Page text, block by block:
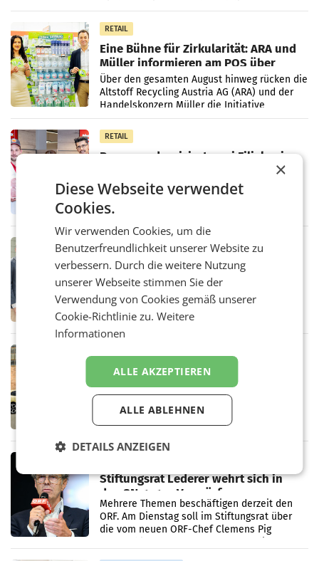
RETAIL
Eine Bühne für Zirkularität: ARA und
Müller informieren am POS über
Kreislauffähigkeit
Über den gesamten August hinweg rücken die
Altstoff Recycling Austria AG (ARA) und der
Handelskonzern Müller die Initiative
„Kreislauf-Helden“ in allen österreichischen
Müller-Filialen
RETAIL
Penny modernisiert zwei Filialen in
WIENER NEUDORF. – Im Rahmen einer
laufenden Modernisierungsoffensive
erneuert Penny zwei Filialen in Nieder- und
in Haag sowie im rund
Alles bereit für den Wechsel: Jürgen
Albrecht setzt ab 1.1.2027 auf Adeg
WIENER NEUDORF. – Die geplante
Zusammenarbeit zwischen Adeg und dem
Vorarlberger Kaufmann Jürgen Albrecht ist
Bundeswettbewerbsbehörde und der
Rekordergebnis im Juli: Leapmotor
verdoppelt Auslieferungen und
überschreitet die 100.000er-Marke
– Im Juli 2026 erreichte Leapmotor einen
wichtigen Meilenstein und lieferte weltweit
101.267 Fahrzeuge aus, womit sich das
Ergebnis gegenüber Juli 2025 mehr als
verdoppelte (+102
Stiftungsrat Lederer wehrt sich in
den SN gegen Vorwürfe
Mehrere Themen beschäftigen derzeit den
ORF. Am Dienstag soll im Stiftungsrat über
die vom neuen ORF-Chef Clemens Pig
×
Diese Webseite verwendet
Cookies.
Wir verwenden Cookies, um die
Benutzerfreundlichkeit unserer Website zu
verbessern. Durch die weitere Nutzung
unserer Webseite stimmen Sie der
Verwendung von Cookies gemäß unserer
Cookie-Richtlinie zu.Weitere
Informationen
ALLE AKZEPTIEREN
ALLE ABLEHNEN
DETAILS ANZEIGEN